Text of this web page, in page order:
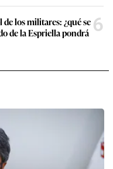
los militares: ¿qué se
de la Espriella pondrá 6